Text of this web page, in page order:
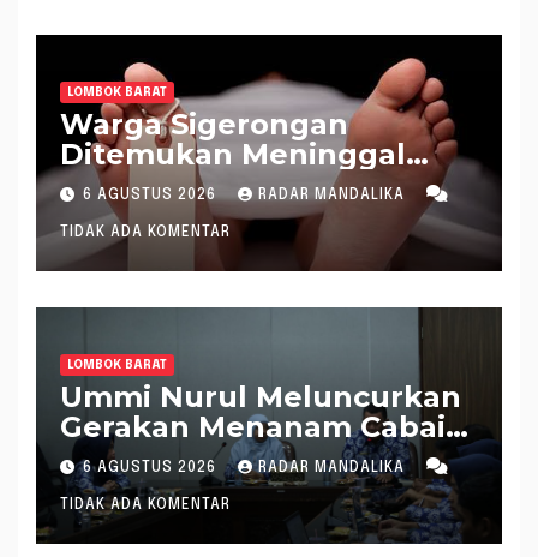
Lapor Hakim Tipikor
Mataram ke MA
LOMBOK BARAT
Warga Sigerongan
Ditemukan Meninggal
saat Setrum Ikan di
Sungai
6 AGUSTUS 2026 RADAR MANDALIKA
TIDAK ADA KOMENTAR
LOMBOK BARAT
Ummi Nurul Meluncurkan
Gerakan Menanam Cabai
Tangani Inflasi
6 AGUSTUS 2026 RADAR MANDALIKA
TIDAK ADA KOMENTAR